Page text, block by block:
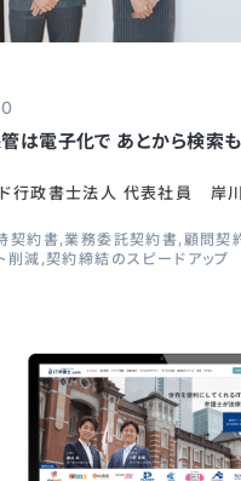
は電子化で あとから検索
ド行政書士法人 代表社員 岸
契約書 業務委託契約書 顧問契
削減 契約締結のスピードアップ